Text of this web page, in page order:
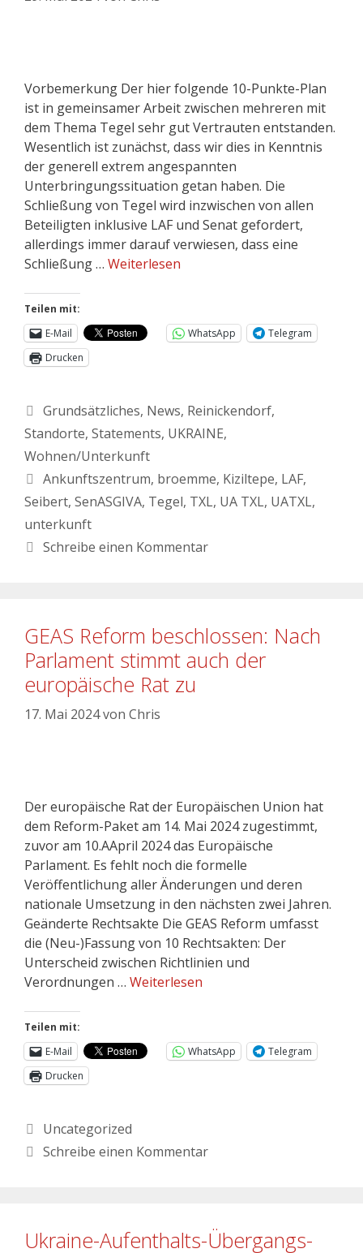
Vorbemerkung Der hier folgende 10-Punkte-Plan
ist in gemeinsamer Arbeit zwischen mehreren mit
dem Thema Tegel sehr gut Vertrauten entstanden.
Wesentlich ist zunächst, dass wir dies in Kenntnis
der generell extrem angespannten
Unterbringungssituation getan haben. Die
Schließung von Tegel wird inzwischen von allen
Beteiligten inklusive LAF und Senat gefordert,
allerdings immer darauf verwiesen, dass eine
Schließung … Weiterlesen
Teilen mit:
E-Mail
WhatsApp
Telegram
Drucken
Grundsätzliches, News, Reinickendorf,
Standorte, Statements, UKRAINE,
Wohnen/Unterkunft
Ankunftszentrum, broemme, Kiziltepe, LAF,
Seibert, SenASGIVA, Tegel, TXL, UA TXL, UATXL,
unterkunft
Schreibe einen Kommentar
GEAS Reform beschlossen: Nach
Parlament stimmt auch der
europäische Rat zu
17. Mai 2024von Chris
Der europäische Rat der Europäischen Union hat
dem Reform-Paket am 14. Mai 2024 zugestimmt,
zuvor am 10.AApril 2024 das Europäische
Parlament. Es fehlt noch die formelle
Veröffentlichung aller Änderungen und deren
nationale Umsetzung in den nächsten zwei Jahren.
Geänderte Rechtsakte Die GEAS Reform umfasst
die (Neu-)Fassung von 10 Rechtsakten: Der
Unterscheid zwischen Richtlinien und
Verordnungen … Weiterlesen
Teilen mit:
E-Mail
WhatsApp
Telegram
Drucken
Uncategorized
Schreibe einen Kommentar
Ukraine-Aufenthalts-Übergangs-